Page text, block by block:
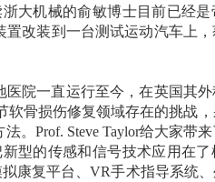
大机械的俞敏博士目前已经
改装到一台测试运动汽车上
院一直运行至今，在英国其
软骨损伤修复领域存在的挑战
。 Prof. Steve Taylor给大家带
型的传感和信号技术应用在了
康复平台、VR手术指导系统